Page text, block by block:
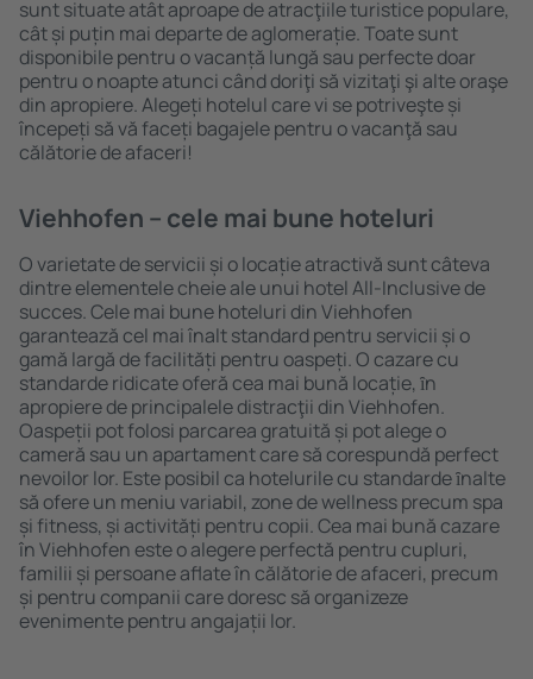
sunt situate atât aproape de atracţiile turistice populare,
cât și puțin mai departe de aglomerație. Toate sunt
disponibile pentru o vacanță lungă sau perfecte doar
pentru o noapte atunci când doriţi să vizitaţi şi alte oraşe
din apropiere. Alegeți hotelul care vi se potriveşte și
începeți să vă faceți bagajele pentru o vacanţă sau
călătorie de afaceri!
Viehhofen – cele mai bune hoteluri
O varietate de servicii și o locație atractivă sunt câteva
dintre elementele cheie ale unui hotel All-Inclusive de
succes. Cele mai bune hoteluri din Viehhofen
garantează cel mai înalt standard pentru servicii și o
gamă largă de facilități pentru oaspeți. O cazare cu
standarde ridicate oferă cea mai bună locație, ȋn
apropiere de principalele distracţii din Viehhofen.
Oaspeții pot folosi parcarea gratuită și pot alege o
cameră sau un apartament care să corespundă perfect
nevoilor lor. Este posibil ca hotelurile cu standarde ȋnalte
să ofere un meniu variabil, zone de wellness precum spa
și fitness, și activități pentru copii. Cea mai bună cazare
în Viehhofen este o alegere perfectă pentru cupluri,
familii și persoane aflate în călătorie de afaceri, precum
și pentru companii care doresc să organizeze
evenimente pentru angajații lor.